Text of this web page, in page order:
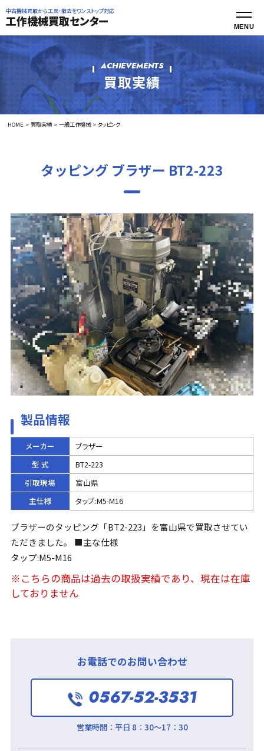
中古機械買取から工具・撤去をワンストップ対応
工作機械買取センター
ACHIEVEMENTS
買取実績
HOME 買取実績 一般工作機械 タッピング
タッピング ブラザー BT2-223
製品情報
メーカー
ブラザー
型 式
BT2-223
引取現場
富山県
主仕様
タップ:M5-M16
ブラザーのタッピング「BT2-223」を富山県で買取させてい
ただきました。 ■主な仕様
タップ:M5-M16
※こちらの商品は過去の取扱実績であり、現在は在庫
しておりません
お電話でのお問い合わせ
0567-52-3531
営業時間： 平日 8：30～17：30